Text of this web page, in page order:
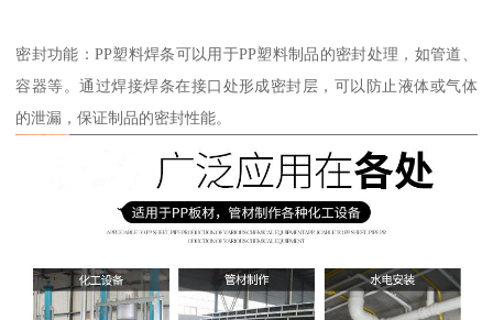
密封功能：PP塑料焊条可以用于PP塑料制品的密封处理，如管道、
容器等。通过焊接焊条在接口处形成密封层，可以防止液体或气体
的泄漏，保证制品的密封性能。